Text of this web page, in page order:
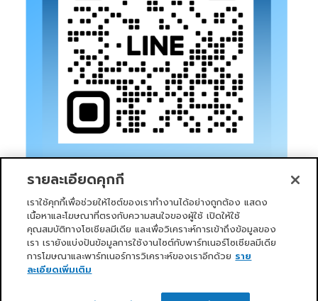
หน้าแรก บริการของเรา ข่าวสารและกิจกรรม PRIMO CLUB
เกี่ยวกับเรา นักลงทุนสัมพันธ์
Copyright 2026 © Primo Service Solution Company
รายละเอียดคุกกี้
เราใช้คุกกี้เพื่อช่วยให้ไซต์ของเราทำงานได้อย่างถูกต้อง แสดง
เนื้อหาและโฆษณาที่ตรงกับความสนใจของผู้ใช้ เปิดให้ใช้
คุณสมบัติทางโซเชียลมีเดีย และเพื่อวิเคราะห์การเข้าถึงข้อมูลของ
เรา เรายังแบ่งปันข้อมูลการใช้งานไซต์กับพาร์ทเนอร์โซเชียลมีเดีย
การโฆษณาและพาร์ทเนอร์การวิเคราะห์ของเราอีกด้วย ราย
ละเอียดเพิ่มเติม
ติดต่อเรา